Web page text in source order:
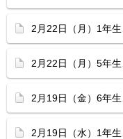
2月22日（月）1年
2月22日（月）5年
2月19日（金）6年
2月19日（水）1年